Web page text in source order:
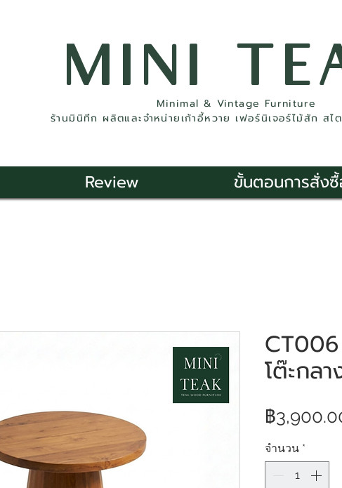
MINI
Minimal & Vintage Furniture
ร้านมินิทีก ผลิตและจำหน่ายเก้าอี้หวาย เฟอร์นิเจอร์ไม้สัก ส
Review ขั้นตอนการสั่ง
โต๊ะกล
฿
จำนวน *